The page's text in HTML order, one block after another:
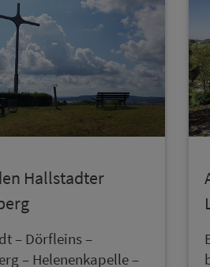
Hallstadter
– Dörfleins –
– Helenenkapelle –